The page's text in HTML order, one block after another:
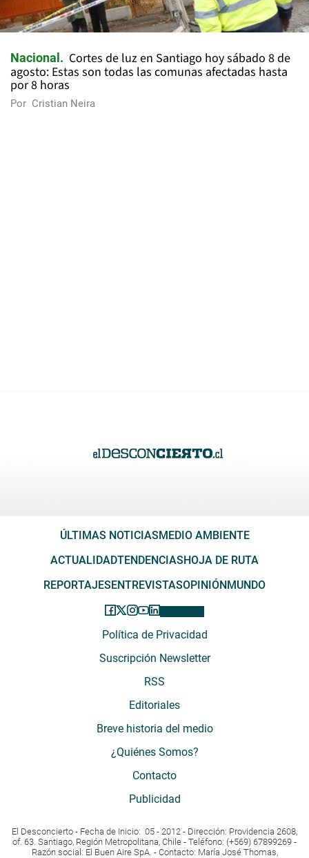
Nacional
Cortes de luz en Santiago hoy sábado 8 de
agosto: Estas son todas las comunas afectadas hasta
por 8 horas
Por Cristian Neira
ÚLTIMAS NOTICIASMEDIO AMBIENTE
ACTUALIDADTENDENCIASHOJA DE RUTA
REPORTAJESENTREVISTASOPINIÓNMUNDO
Política de Privacidad
Suscripción Newsletter
RSS
Editoriales
Breve historia del medio
¿Quiénes Somos?
Contacto
Publicidad
El Desconcierto - Fecha de Inicio: 05 - 2012 - Dirección: Providencia 2608,
of. 63. Santiago, Región Metropolitana, Chile - Teléfono: (+569) 67899269 -
Razón social: El Buen Aire SpA. - Contacto: María José Thomas,